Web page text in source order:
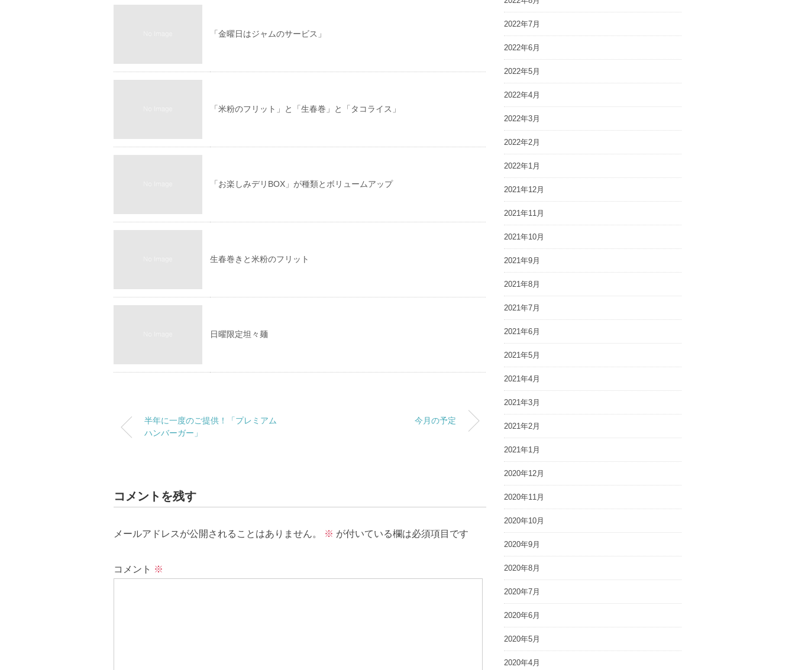
「金曜日はジャムのサービス」
「米粉のフリット」と「生春巻」と「タコライス」
「お楽しみデリBOX」が種類とボリュームアップ
生春巻きと米粉のフリット
日曜限定坦々麺
半年に一度のご提供！「プレミアム
ハンバーガー」
今月の予定
コメントを残す
メールアドレスが公開されることはありません。 ※ が付いている欄は必須項目です
コメント ※
2022年7月
2022年6月
2022年5月
2022年4月
2022年3月
2022年2月
2022年1月
2021年12月
2021年11月
2021年10月
2021年9月
2021年8月
2021年7月
2021年6月
2021年5月
2021年4月
2021年3月
2021年2月
2021年1月
2020年12月
2020年11月
2020年10月
2020年9月
2020年8月
2020年7月
2020年6月
2020年5月
2020年4月